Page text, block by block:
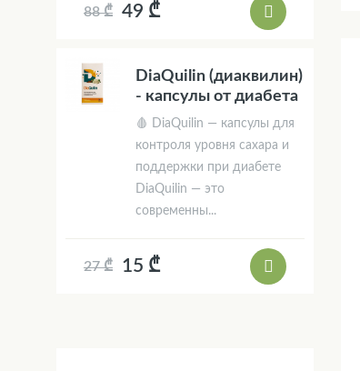
88 ₾ 49 ₾
DiaQuilin (диаквилин)
- капсулы от диабета
🩸 DiaQuilin — капсулы для
контроля уровня сахара и
поддержки при диабете
DiaQuilin — это
современны...
27 ₾ 15 ₾